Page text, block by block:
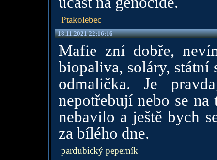
Ptakolebec
18.11.2021 22:16:16
Mafie zní dobře,
biopaliva, soláry, státní
odmalička. Je
nepotřebují nebo se
nebavilo a ještě bych
za bílého dne.
pardubický peperník